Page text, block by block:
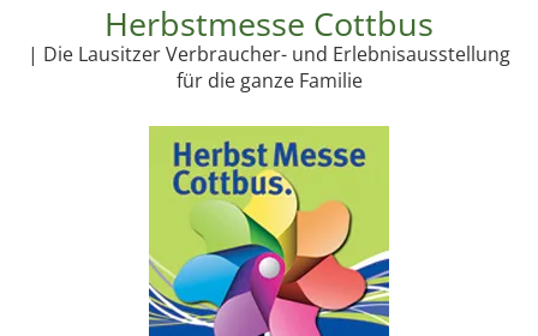
Herbstmesse Cottbus
| Die Lausitzer Verbraucher- und Erlebnisausstellung
für die ganze Familie